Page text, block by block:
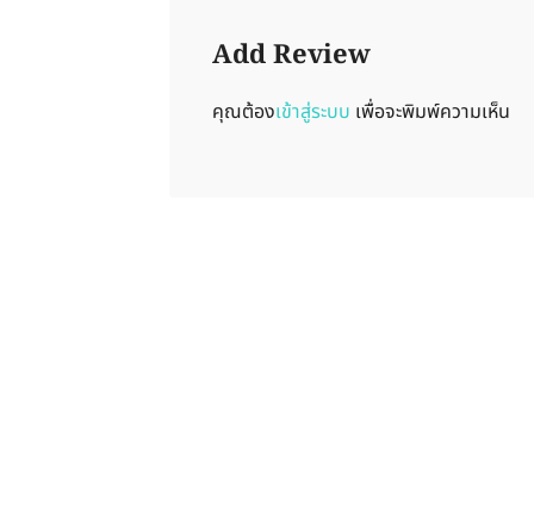
Add Review
คุณต้องเข้าสู่ระบบ เพื่อจะพิมพ์ความเห็น